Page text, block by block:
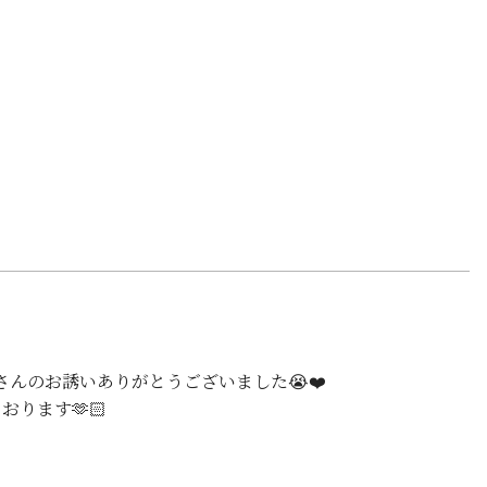
んのお誘いありがとうございました😭❤️
ります🫶🏻